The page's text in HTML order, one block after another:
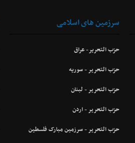
سرزمین های اسلامی
حزب التحریر- عراق
حزب التحرير - سوریه
حزب التحرير - لبنان
حزب التحرير - اردن
حزب التحرير - سرزمین مبارک فلسطین